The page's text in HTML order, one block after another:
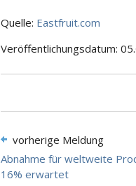
Quelle: Eastfruit.com
Veröffentlichungsdatum:
vorherige Meldung
Abnahme für weltweite
16% erwartet